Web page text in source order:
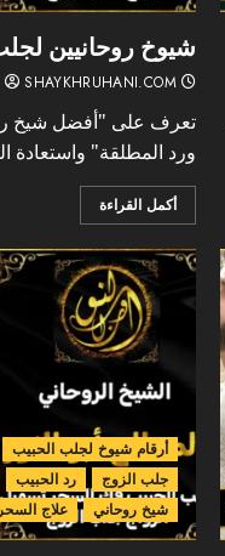
شيوخ روحانيين
SHAYKHRUHANI.COM
تعرف على "أفضل شيخ
ورد المطلقة" واستعادة
أكمل القراءة
أرقام شيوخ لجلب الحبيب
جلب الزوج
رد الحبيب
شيخ روحاني
علاج السحر